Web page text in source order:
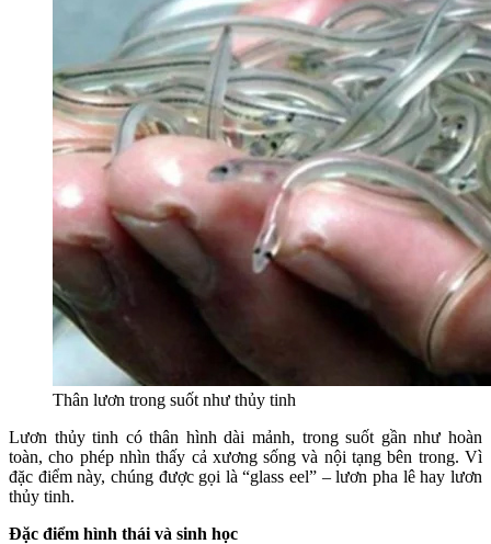
Thân lươn trong suốt như thủy tinh
Lươn thủy tinh có thân hình dài mảnh, trong suốt gần như hoàn
toàn, cho phép nhìn thấy cả xương sống và nội tạng bên trong. Vì
đặc điểm này, chúng được gọi là “glass eel” – lươn pha lê hay lươn
thủy tinh.
Đặc điểm hình thái và sinh học